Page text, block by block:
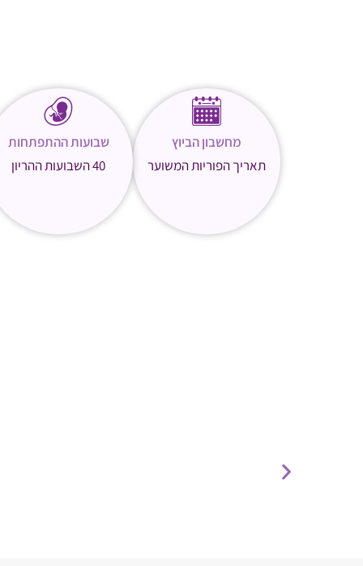
מחשבון הביוץ
תאריך הפוריות המשוער
שבועות ההתפתחות
40 השבועות ההריון